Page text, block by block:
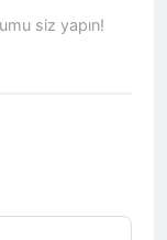
siz yapın!